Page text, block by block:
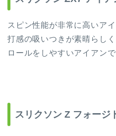
スピン性能が非常に高いアイ
打感の吸いつきが素晴らし
ロールをしやすいアイアンで
スリクソン Z フォージ